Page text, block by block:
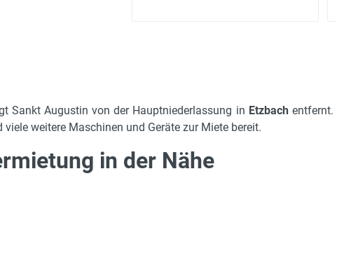
Sankt Augustin von der Hauptniederlassung in Etzbachentfernt.
viele weitere Maschinen und Geräte zur Miete bereit.
in der Nähe